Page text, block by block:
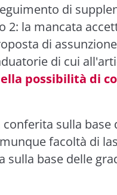
di
la mancata
di
di cui
possibilità di
sulla base
facoltà di
sulla base delle